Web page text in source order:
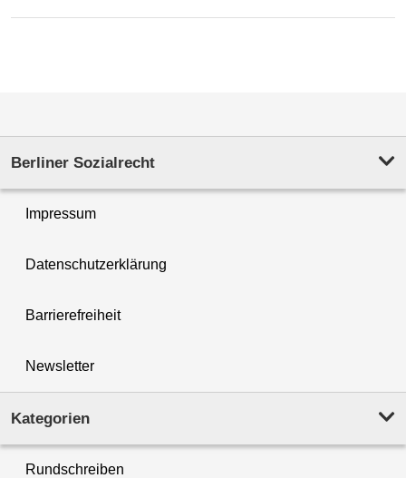
Berliner Sozialrecht
Impressum
Datenschutzerklärung
Barrierefreiheit
Newsletter
Kategorien
Rundschreiben